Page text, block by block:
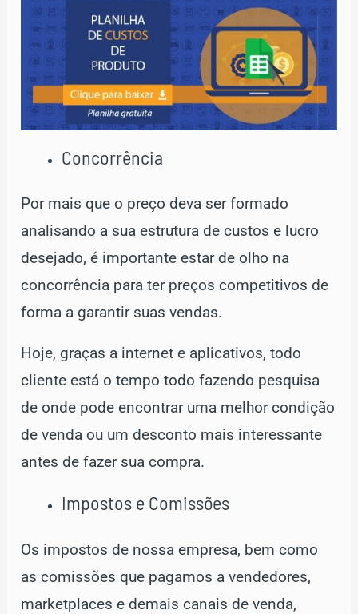
Concorrência
Por mais que o preço deva ser formado
analisando a sua estrutura de custos e lucro
desejado, é importante estar de olho na
concorrência para ter preços competitivos de
forma a garantir suas vendas.
Hoje, graças a internet e aplicativos, todo
cliente está o tempo todo fazendo pesquisa
de onde pode encontrar uma melhor condição
de venda ou um desconto mais interessante
antes de fazer sua compra.
Impostos e Comissões
Os impostos de nossa empresa, bem como
as comissões que pagamos a vendedores,
marketplaces e demais canais de venda,